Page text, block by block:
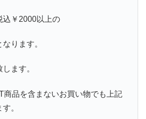
込￥2000以上の
ります。
ます。
品を含まないお買い物でも上記
。